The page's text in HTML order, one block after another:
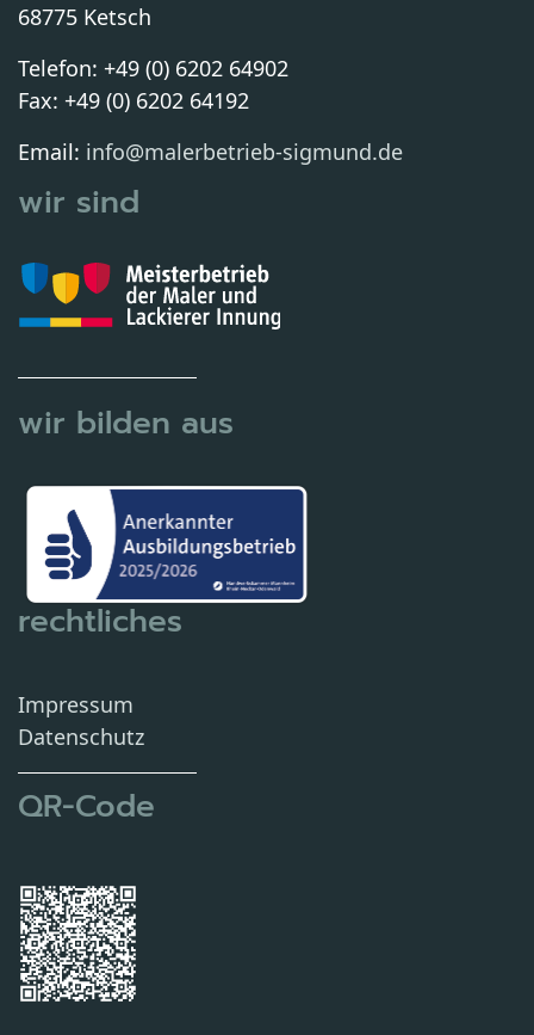
68775 Ketsch
Telefon: +49 (0) 6202 64902
Fax: +49 (0) 6202 64192
Email: info@malerbetrieb-sigmund.de
wir sind
wir bilden aus
rechtliches
Impressum
Datenschutz
QR-Code